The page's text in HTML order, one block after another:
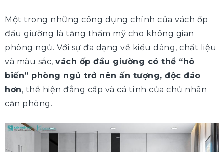
Một trong những công dụng chính của vách ốp
đầu giường là tăng thẩm mỹ cho không gian
phòng ngủ. Với sự đa dạng về kiểu dáng, chất liệu
và màu sắc, vách ốp đầu giường có thể “hô
biến” phòng ngủ trở nên ấn tượng, độc đáo
hơn, thể hiện đẳng cấp và cá tính của chủ nhân
căn phòng.